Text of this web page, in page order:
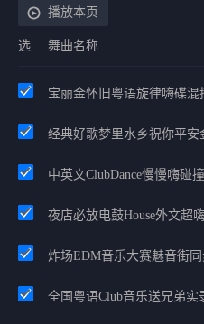
播放本页
选 舞曲名称
宝丽金怀旧粤语旋律嗨碟